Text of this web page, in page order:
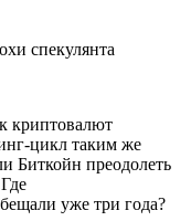
спекулянта
криптовалют
цикл таким же
Биткойн преодолеть
уже три года?